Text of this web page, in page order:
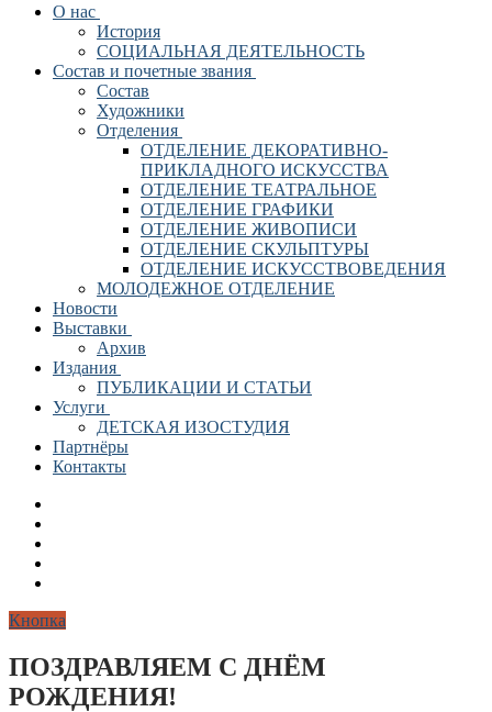
О нас
История
СОЦИАЛЬНАЯ ДЕЯТЕЛЬНОСТЬ
Состав и почетные звания
Состав
Художники
Отделения
ОТДЕЛЕНИЕ ДЕКОРАТИВНО-
ПРИКЛАДНОГО ИСКУССТВА
ОТДЕЛЕНИЕ ТЕАТРАЛЬНОЕ
ОТДЕЛЕНИЕ ГРАФИКИ
ОТДЕЛЕНИЕ ЖИВОПИСИ
ОТДЕЛЕНИЕ СКУЛЬПТУРЫ
ОТДЕЛЕНИЕ ИСКУССТВОВЕДЕНИЯ
МОЛОДЕЖНОЕ ОТДЕЛЕНИЕ
Новости
Выставки
Архив
Издания
ПУБЛИКАЦИИ И СТАТЬИ
Услуги
ДЕТСКАЯ ИЗОСТУДИЯ
Партнёры
Контакты
Кнопка
ПОЗДРАВЛЯЕМ С ДНЁМ
РОЖДЕНИЯ!